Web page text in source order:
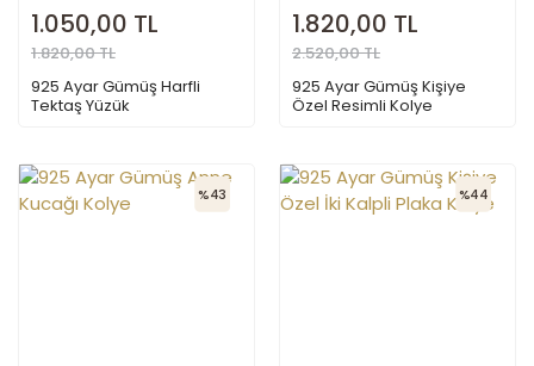
1.050,00 TL
1.820,00 TL
925 Ayar Gümüş Harfli
Tektaş Yüzük
1.820,00 TL
2.520,00 TL
925 Ayar Gümüş Kişiye
Özel Resimli Kolye
%43 %44